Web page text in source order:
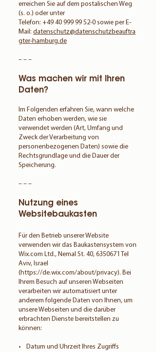
erreichen Sie auf dem postalischen Weg
(s. o.) oder unter
Telefon: +49 40 999 99 52-0 sowie per E-
Mail: datenschutz@datenschutzbeauftra
gter-hamburg.de
– – –
Was machen wir mit Ihren
Daten?
Im Folgenden erfahren Sie, wann welche
Daten erhoben werden, wie sie
verwendet werden (Art, Umfang und
Zweck der Verarbeitung von
personenbezogenen Daten) sowie die
Rechtsgrundlage und die Dauer der
Speicherung.
– – –
Nutzung eines
Websitebaukasten
Für den Betrieb unserer Website
verwenden wir das Baukastensystem von
Wix.com Ltd., Nemal St. 40, 6350671 Tel
Aviv, Israel
(https://de.wix.com/about/privacy). Bei
Ihrem Besuch auf unseren Webseiten
verarbeiten wir automatisiert unter
anderem folgende Daten von Ihnen, um
unsere Webseiten und die darüber
erbrachten Dienste bereitstellen zu
können:
• Datum und Uhrzeit Ihres Zugriffs